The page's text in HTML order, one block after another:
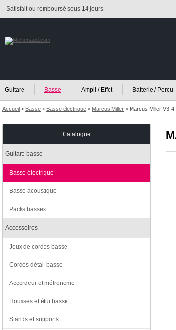
Satisfait ou remboursé sous 14 jours
Guitare Basse Ampli / Effet Batterie / Percu
Accueil > Basse > Basse électrique > Marcus Miller > Marcus Miller V3-
Catalogue
Guitare basse
Basse électrique
Basse acoustique
Packs basses
Accessoires
Jeux de cordes basse
Cordes détail basse
Accordeur et métronome
Housses et étui basse
Stands et supports